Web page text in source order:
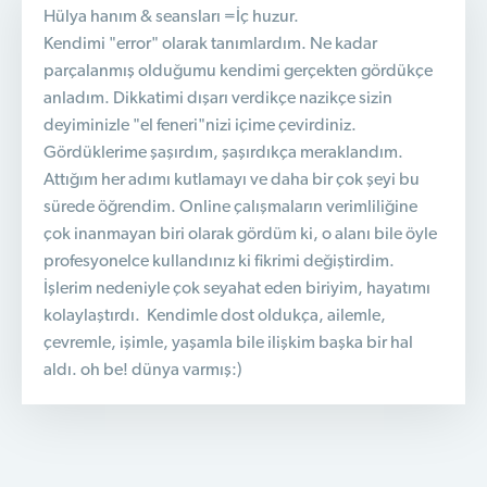
Hülya hanım & seansları =İç huzur.
Kendimi "error" olarak tanımlardım. Ne kadar
parçalanmış olduğumu kendimi gerçekten gördükçe
anladım. Dikkatimi dışarı verdikçe nazikçe sizin
deyiminizle "el feneri"nizi içime çevirdiniz.
Gördüklerime şaşırdım, şaşırdıkça meraklandım.
Attığım her adımı kutlamayı ve daha bir çok şeyi bu
sürede öğrendim. Online çalışmaların verimliliğine
çok inanmayan biri olarak gördüm ki, o alanı bile öyle
profesyonelce kullandınız ki fikrimi değiştirdim.
İşlerim nedeniyle çok seyahat eden biriyim, hayatımı
kolaylaştırdı. Kendimle dost oldukça, ailemle,
çevremle, işimle, yaşamla bile ilişkim başka bir hal
aldı. oh be! dünya varmış:)